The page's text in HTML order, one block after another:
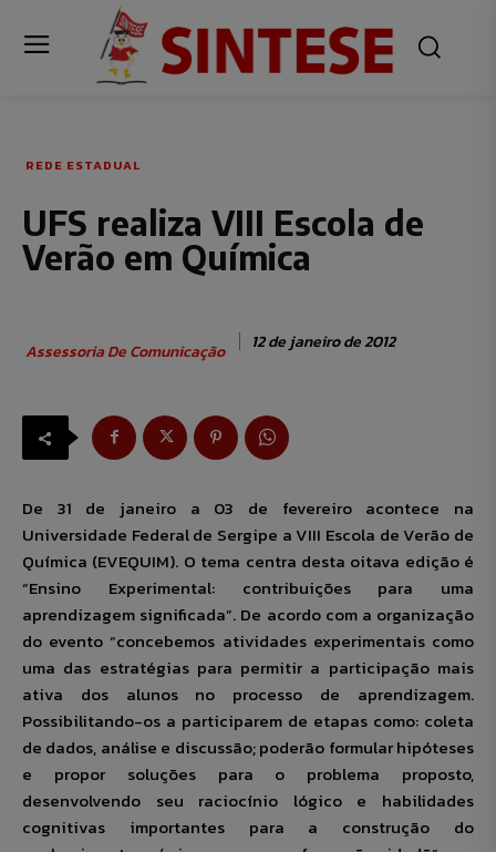
REDE ESTADUAL
UFS realiza VIII Escola de
Verão em Química
Assessoria De Comunicação 12 de janeiro de 2012
De 31 de janeiro a 03 de fevereiro acontece na
Universidade Federal de Sergipe a VIII Escola de Verão de
Química (EVEQUIM). O tema centra desta oitava edição é
“Ensino Experimental: contribuições para uma
aprendizagem significada”. De acordo com a organização
do evento “concebemos atividades experimentais como
uma das estratégias para permitir a participação mais
ativa dos alunos no processo de aprendizagem.
Possibilitando-os a participarem de etapas como: coleta
de dados, análise e discussão; poderão formular hipóteses
e propor soluções para o problema proposto,
desenvolvendo seu raciocínio lógico e habilidades
cognitivas importantes para a construção do